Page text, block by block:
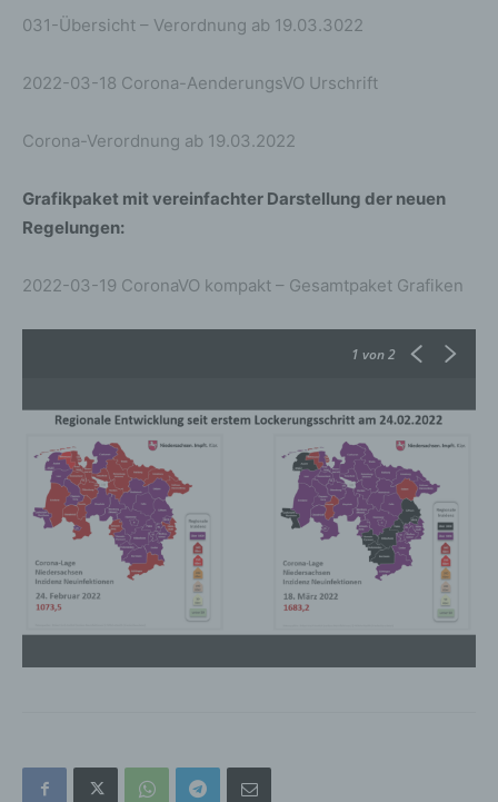
031-Übersicht – Verordnung ab 19.03.3022
2022-03-18 Corona-AenderungsVO Urschrift
Corona-Verordnung ab 19.03.2022
Grafikpaket mit vereinfachter Darstellung der neuen
Regelungen:
2022-03-19 CoronaVO kompakt – Gesamtpaket Grafiken
1 von 2
Weitergabe nicht gesetzlich vorgeschrieben ist oder der
Verantwortlichen dient.
Gravatar
Auttomatic zurückgegriffen. Gravatar gleicht Ihre Email-
Adresse ab und bildet – sofern Sie dort registriert sind –
beachten ist, dass alle registrierten WordPress-User
Hosting
Die von uns in Anspruch genommenen Hosting-
Leistungen dienen der Zurverfügungstellung der
folgenden Leistungen: Infrastruktur- und
Plattformdienstleistungen, Rechenkapazität,
Speicherplatz und Datenbankdienste,
Sicherheitsleistungen sowie technische
Wartungsleistungen, die wir zum Zwecke des Betriebs
dieses Onlineangebotes einsetzen.
Bestandsdaten, Kontaktdaten, Inhaltsdaten,
unserer berechtigten Interessen an einer effizienten und
sicheren Zurverfügungstellung dieses Onlineangebotes